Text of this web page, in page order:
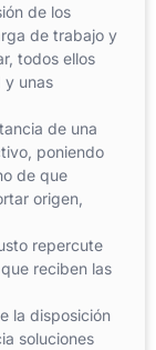
de los
de trabajo y
todos ellos
y unas
de una
poniendo
de que
origen,
repercute
reciben las
la disposición
soluciones